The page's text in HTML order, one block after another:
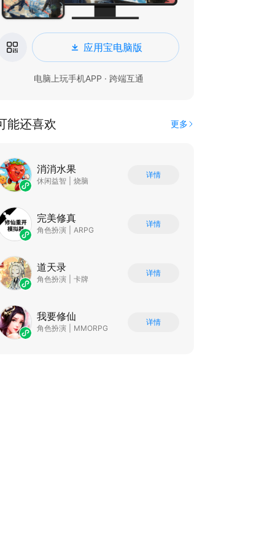
应用宝电脑版
电脑上玩手机APP · 跨端互通
能还喜欢 更多
消消水果
休闲益智 烧脑
详情
完美修真
角色扮演 ARPG
详情
道天录
角色扮演 卡牌
详情
我要修仙
角色扮演 MMORPG
详情